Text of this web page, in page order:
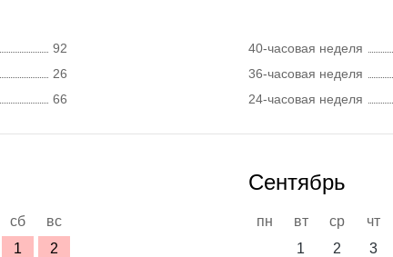
92
26
66
40-часовая неделя
36-часовая неделя
24-часовая неделя
сб
вс
1
2
Сентябрь
пн вт ср чт
1
2 3